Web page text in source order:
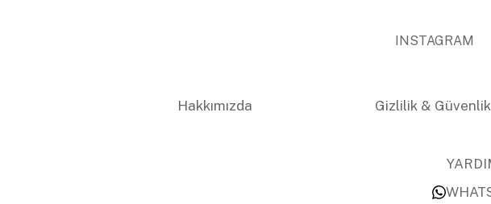
INSTAGRAM
Hakkımızda Gizlilik & Güvenlik